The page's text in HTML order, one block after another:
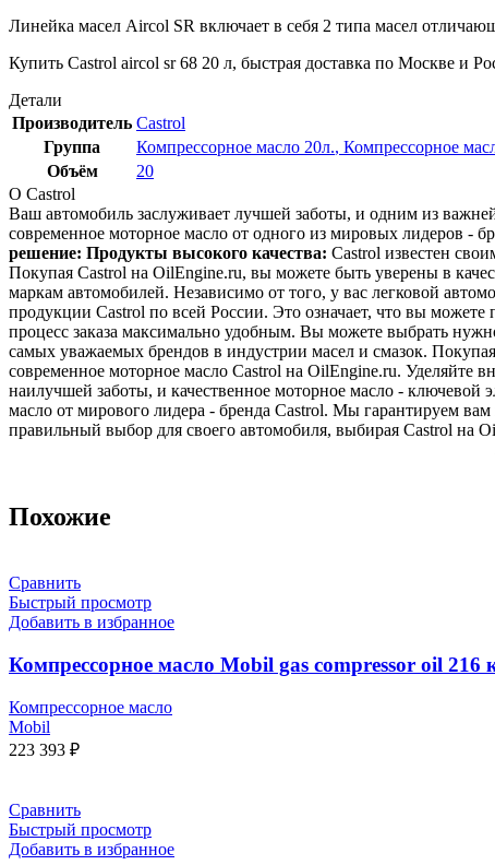
Линейка масел Aircol SR включает в себя 2 типа масел
Купить Castrol aircol sr 68 20 л, быстрая доставка по Москве и
Детали
Производитель Castrol
Группа
Компрессорное масло 20л., Компрессорное
Объём
20
О Castrol
Ваш автомобиль заслуживает лучшей заботы, и одним из
современное моторное масло от одного из мировых лидеров -
решение: Продукты высокого качества: Castrol известен
Покупая Castrol на OilEngine.ru, вы можете быть уверены в
маркам автомобилей. Независимо от того, у вас легковой
продукции Castrol по всей России. Это означает, что вы
процесс заказа максимально удобным. Вы можете выбрать
самых уважаемых брендов в индустрии масел и смазок.
современное моторное масло Castrol на OilEngine.ru. Уделяйте
наилучшей заботы, и качественное моторное масло - ключевой
масло от мирового лидера - бренда Castrol. Мы гарантируем
правильный выбор для своего автомобиля, выбирая Castrol на
Похожие
Сравнить
Быстрый просмотр
Добавить в избранное
Компрессорное масло Mobil gas compressor oil 216
Компрессорное масло
Mobil
223 393 ₽
Сравнить
Быстрый просмотр
Добавить в избранное